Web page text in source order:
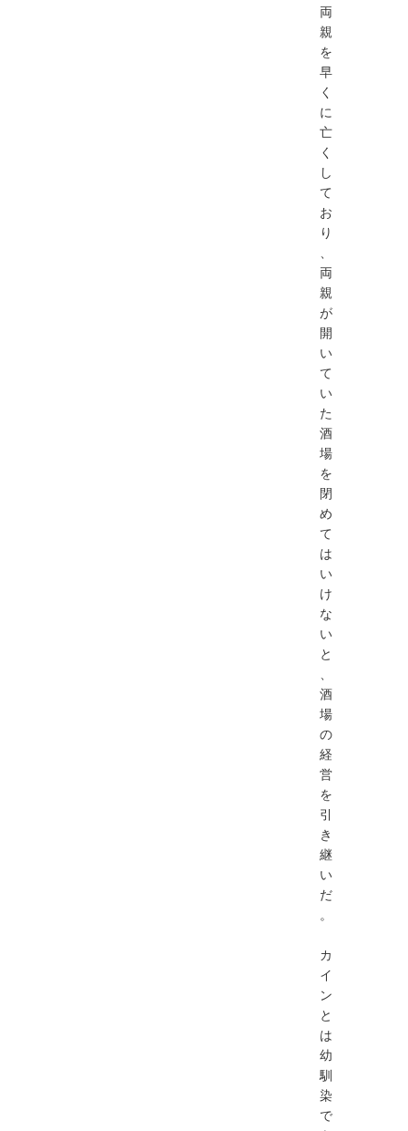
両
親
を
早
く
に
亡
く
し
て
お
り
両
親
が
開
い
て
い
た
酒
場
を
閉
め
て
は
い
け
な
い
と
酒
場
の
経
営
を
引
き
継
い
だ
。
カ
イ
ン
と
は
幼
馴
染
で